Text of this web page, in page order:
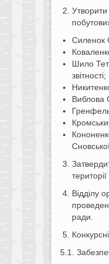
Утворити
Силенок
Шило
звітності;
Виблова
Відділу
ради.
5.1.